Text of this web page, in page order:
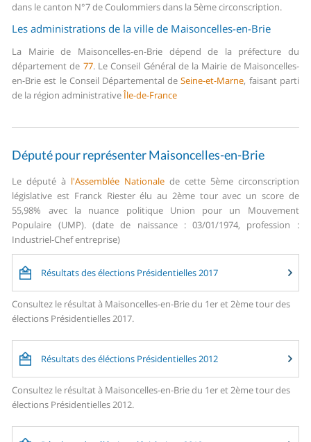
dans le canton N°7 de Coulommiers dans la 5ème circonscription.
Les administrations de la ville de Maisoncelles-en-Brie
La Mairie de Maisoncelles-en-Brie dépend de la préfecture du
département de 77.Le Conseil Général de la Mairie de Maisoncelles-
en-Brie est le Conseil Départemental deSeine-et-Marne, faisant parti
de la région administrativeÎle-de-France
Député pour représenter Maisoncelles-en-Brie
Le député à l'Assemblée Nationale de cette 5ème circonscription
législative est Franck Riester élu au 2ème tour avec un score de
55,98% avec la nuance politique Union pour un Mouvement
Populaire (UMP). (date de naissance : 03/01/1974, profession :
Industriel-Chef entreprise)
Résultats des élections Présidentielles 2017
Consultez le résultat à Maisoncelles-en-Brie du 1er et 2ème tour des
élections Présidentielles 2017.
Résultats des éléctions Présidentielles 2012
Consultez le résultat à Maisoncelles-en-Brie du 1er et 2ème tour des
élections Présidentielles 2012.